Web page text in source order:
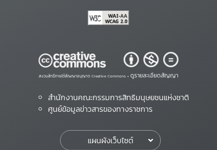
สงวนสิทธิ์ภายใต้สัญญาอนุญาต Creative Commons • ดูรายละเอียดสัญญา
สำนักงานคณะกรรมการสิทธิมนุษยชนแห่งชาติ
ศูนย์ข้อมูลข่าวสารของทางราชการ
แผนผังเว็บไซต์